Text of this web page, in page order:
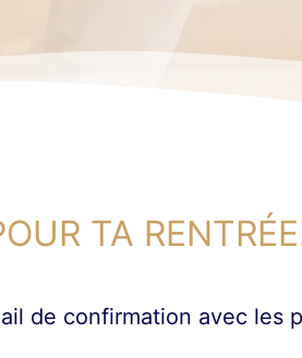
TA
de confirmation avec les